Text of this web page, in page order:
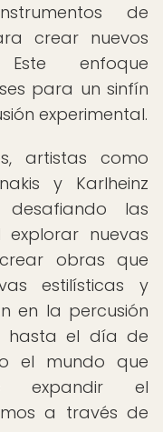
de
crear nuevos
enfoque
para un sinfín
experimental.
artistas como
y Karlheinz
desafiando las
explorar nuevas
obras que
estilísticas y
en la percusión
hasta el día de
el mundo que
expandir el
a través de